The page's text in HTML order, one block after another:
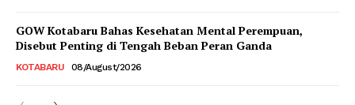
GOW Kotabaru Bahas Kesehatan Mental Perempuan,
Disebut Penting di Tengah Beban Peran Ganda
KOTABARU 08/August/2026